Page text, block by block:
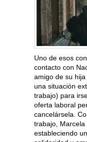
Uno de esos
contacto con
amigo de su
una situación
trabajo) para
oferta laboral
cancelársela.
trabajo,
estableciendo